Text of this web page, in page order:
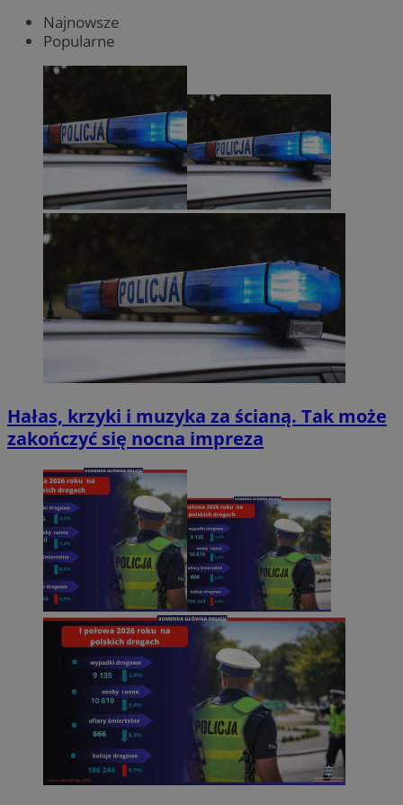
Najnowsze
Popularne
Hałas, krzyki i muzyka za ścianą. Tak może
zakończyć się nocna impreza